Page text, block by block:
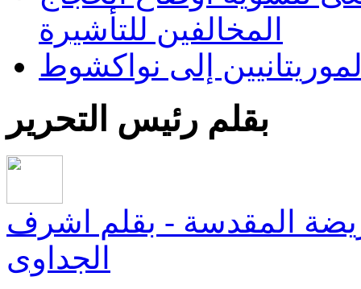
المخالفين للتأشيرة
إلى نواكشوط
بقلم رئيس التحرير
المقدسة - بقلم اشرف
الجداوى